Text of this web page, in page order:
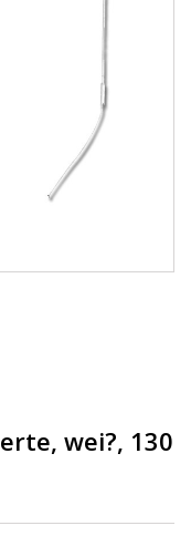
wei?, 130